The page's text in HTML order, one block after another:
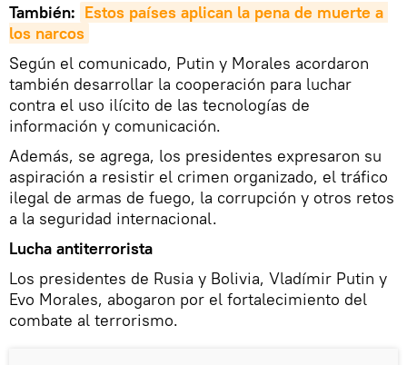
También: Estos países aplican la pena de muerte a
los narcos
Según el comunicado, Putin y Morales acordaron
también desarrollar la cooperación para luchar
contra el uso ilícito de las tecnologías de
información y comunicación.
Además, se agrega, los presidentes expresaron su
aspiración a resistir el crimen organizado, el tráfico
ilegal de armas de fuego, la corrupción y otros retos
a la seguridad internacional.
Lucha antiterrorista
Los presidentes de Rusia y Bolivia, Vladímir Putin y
Evo Morales, abogaron por el fortalecimiento del
combate al terrorismo.